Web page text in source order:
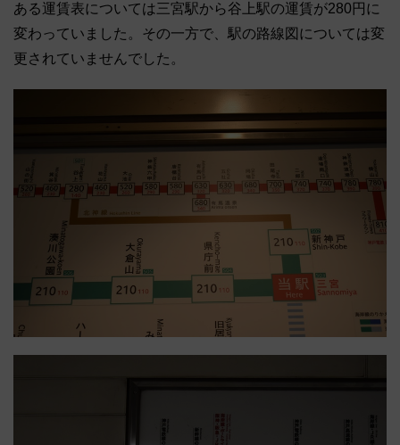
ある運賃表については三宮駅から谷上駅の運賃が280円に
変わっていました。その一方で、駅の路線図については変
更されていませんでした。